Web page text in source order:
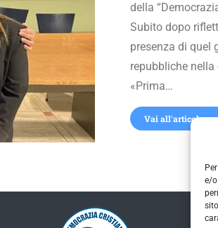
e/
della
Subito dopo
presenza di quel
repubbliche
«Prima…
Vai all'articolo